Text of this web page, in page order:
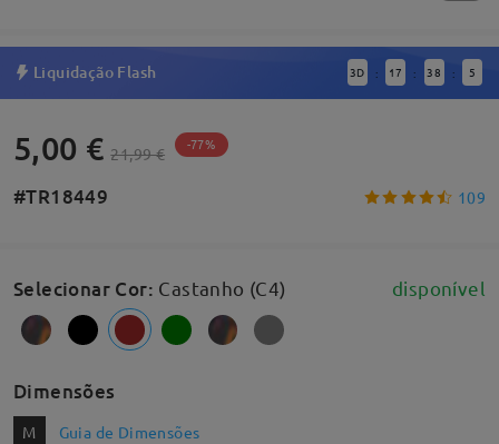
Liquidação Flash 3D : 17 : 38 : 4
5,00 € 21,99 € -77%
#TR18449 109
Selecionar Cor: Castanho (C4) disponível
Dimensões
M Guia de Dimensões